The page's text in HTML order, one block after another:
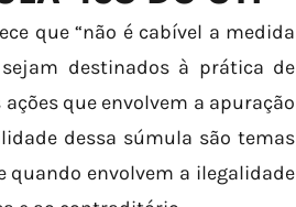
que “não é cabível a medida
destinados à prática de
que envolvem a apuração
dessa súmula são temas
envolvem a ilegalidade